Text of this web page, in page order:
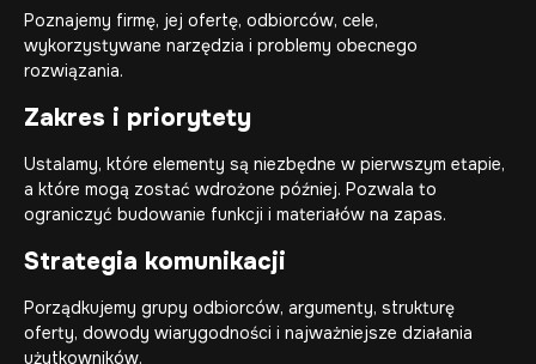
Poznajemy firmę, jej ofertę, odbiorców, cele,
wykorzystywane narzędzia i problemy obecnego
rozwiązania.
Zakres i priorytety
Ustalamy, które elementy są niezbędne w pierwszym etapie,
a które mogą zostać wdrożone później. Pozwala to
ograniczyć budowanie funkcji i materiałów na zapas.
Strategia komunikacji
Porządkujemy grupy odbiorców, argumenty, strukturę
oferty, dowody wiarygodności i najważniejsze działania
użytkowników.